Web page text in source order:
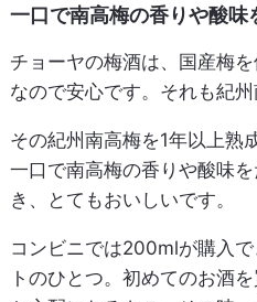
一口で南高梅の香りや酸味
チョーヤの梅酒は、国産梅
なので安心です。それも紀州
その紀州南高梅を1年以上熟
一口で南高梅の香りや酸味
き、とてもおいしいです。
コンビニでは200mlが購入
トのひとつ。初めてのお酒